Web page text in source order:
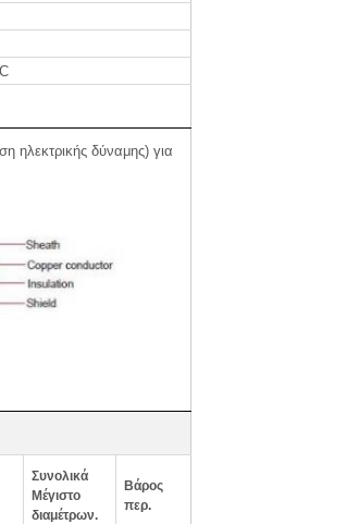
ηλεκτρικής δύναμης) για
Συνολικά
Μέγιστο
διαμέτρων.
Βάρος
περ.